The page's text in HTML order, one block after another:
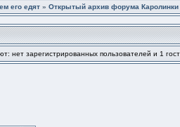
его едят » Открытый архив форума Каролинки
нет зарегистрированных пользователей и 1